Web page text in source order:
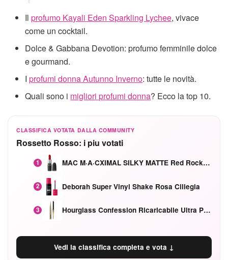
Ilprofumo Kayali Eden Sparkling Lychee, vivace
come un cocktail.
Dolce & Gabbana Devotion: profumo femminile dolce
e gourmand.
Iprofumi donna Autunno Inverno: tutte le novità.
Quali sono i migliori profumi donna? Ecco la top 10.
CLASSIFICA VOTATA DALLA COMMUNITY
Rossetto Rosso: i piu votati
1 MAC M·A·CXIMAL SILKY MATTE Red Rock mat
2 Deborah Super Vinyl Shake Rosa Ciliegia
3 Hourglass Confession Ricaricabile Ultra Preciso Ad Alta Intensità Secretly Classic Red
Vedi la classifica completa e vota ↓